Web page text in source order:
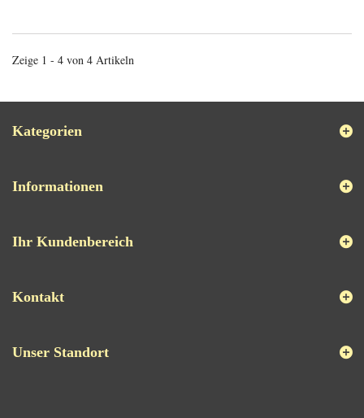
Zeige 1 - 4 von 4 Artikeln
Kategorien
Informationen
Ihr Kundenbereich
Kontakt
Unser Standort